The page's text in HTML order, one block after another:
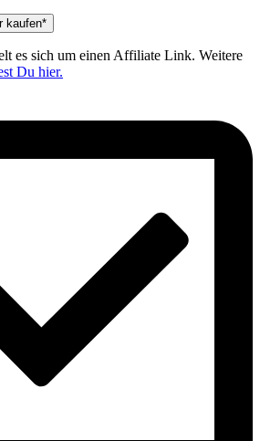
kaufen*
es sich um einen Affiliate Link. Weitere
Du hier.